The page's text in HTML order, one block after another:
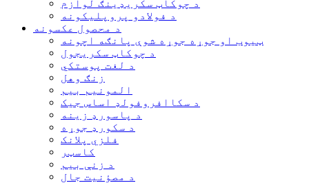
د چوکاټ سکریډینګ لوازم
د فولادو پروپلیکونه
د محصول عکسونه
ټیوب او جوړه جوړه شوې پانګه اچونه
د چوکاټ سکریجول
د لغت پوستکي
زنګ وهل
المونیم بیم
د سکاافروفولډ اساس جیک
د پاسورډ زینه
د سکورډ جوړه
فلزي پلانک
کاسټر
د زنې بیم
د مصؤنیت جال